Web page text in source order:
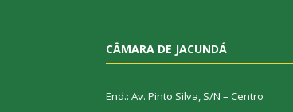
CÂMARA DE JACUNDÁ
End.: Av. Pinto Silva, S/N – Centro